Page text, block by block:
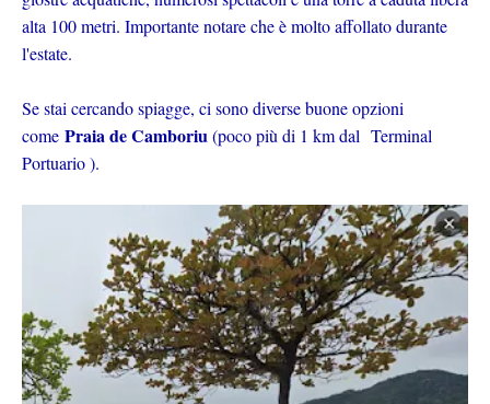
alta 100 metri. Importante notare che è molto affollato durante
l'estate.
Se stai cercando spiagge, ci sono diverse buone opzioni
come Praia de Camboriu (poco più di 1 km dal Terminal
Portuario ).